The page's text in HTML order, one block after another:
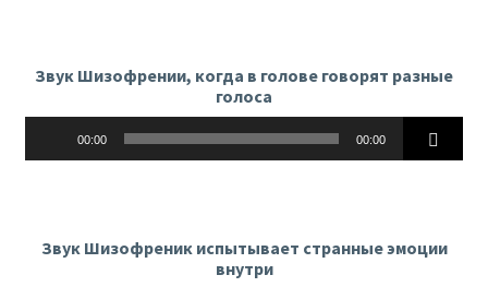
Звук Шизофрении, когда в голове говорят разные
голоса
00:00 00:00
Звук Шизофреник испытывает странные эмоции
внутри